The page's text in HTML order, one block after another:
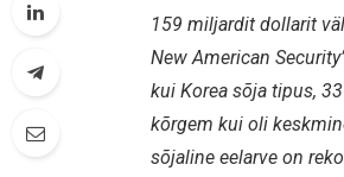
159 miljardit dollarit
New American
kui Korea sõja tipus,
kõrgem kui oli
sõjaline eelarve on